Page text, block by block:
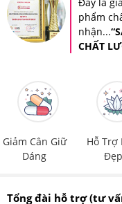
Ngoài ra, Hệ thống
quý khách hàng có
phẩm
nhận...
CHẤT
Giảm Cân Giữ
Dáng
Hỗ Trợ
Đẹp
Tổng đài hỗ trợ(tư